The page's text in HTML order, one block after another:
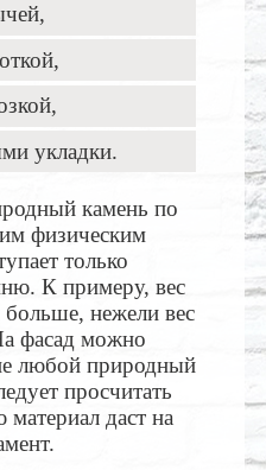
укладки.
камень по
физическим
только
К примеру, вес
больше, нежели вес
фасад можно
любой природный
просчитать
материал даст на